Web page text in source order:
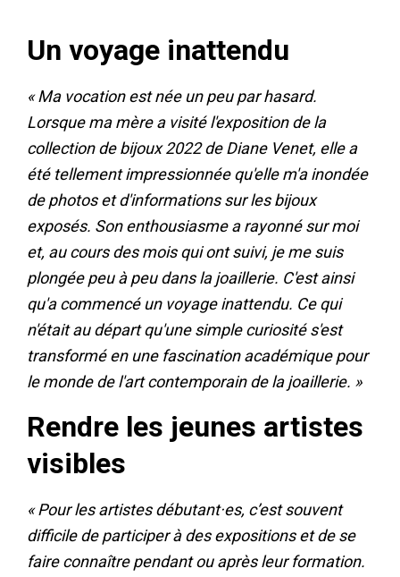
Un voyage inattendu
« Ma vocation est née un peu par hasard.
Lorsque ma mère a visité l'exposition de la
collection de bijoux 2022 de Diane Venet, elle a
été tellement impressionnée qu'elle m'a inondée
de photos et d'informations sur les bijoux
exposés. Son enthousiasme a rayonné sur moi
et, au cours des mois qui ont suivi, je me suis
plongée peu à peu dans la joaillerie. C'est ainsi
qu'a commencé un voyage inattendu. Ce qui
n'était au départ qu'une simple curiosité s'est
transformé en une fascination académique pour
le monde de l'art contemporain de la joaillerie. »
Rendre les jeunes artistes
visibles
« Pour les artistes débutant·es, c’est souvent
difficile de participer à des expositions et de se
faire connaître pendant ou après leur formation.